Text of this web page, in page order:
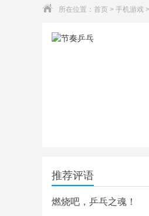
所在位置： 首页 > 手机游戏
推荐评语
燃烧吧，乒乓之魂！